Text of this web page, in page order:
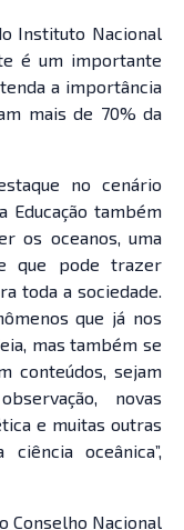
Instituto Nacional
é um importante
a importância
mais de 70% da
no cenário
Educação também
os oceanos, uma
que pode trazer
toda a sociedade.
que já nos
mas também se
conteúdos, sejam
novas
e muitas outras
oceânica”,
Conselho Nacional